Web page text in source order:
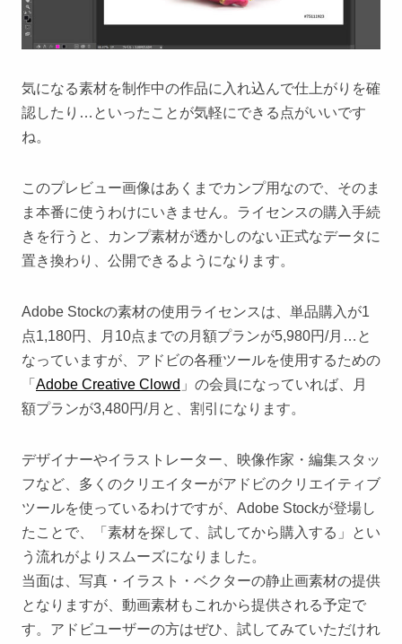
気になる素材を制作中の作品に入れ込んで仕上がりを確
認したり…といったことが気軽にできる点がいいです
ね。
このプレビュー画像はあくまでカンプ用なので、そのま
ま本番に使うわけにいきません。ライセンスの購入手続
きを行うと、カンプ素材が透かしのない正式なデータに
置き換わり、公開できるようになります。
Adobe Stockの素材の使用ライセンスは、単品購入が1
点1,180円、月10点までの月額プランが5,980円/月…と
なっていますが、アドビの各種ツールを使用するための
「 Adobe Creative Clowd 」の会員になっていれば、月
額プランが3,480円/月と、割引になります。
デザイナーやイラストレーター、映像作家・編集スタッ
フなど、多くのクリエイターがアドビのクリエイティブ
ツールを使っているわけですが、Adobe Stockが登場し
たことで、「素材を探して、試してから購入する」とい
う流れがよりスムーズになりました。
当面は、写真・イラスト・ベクターの静止画素材の提供
となりますが、動画素材もこれから提供される予定で
す。アドビユーザーの方はぜひ、試してみていただけれ